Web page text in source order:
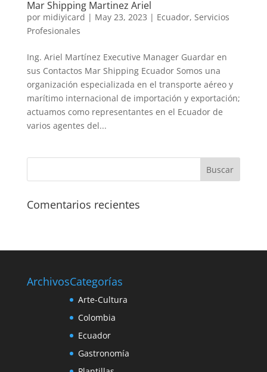
Mar Shipping Martinez Ariel
por midiyicard | May 23, 2023 | Ecuador, Servicios
Profesionales
Ing. Ariel Martínez Executive Manager Guardar en
sus Contactos Mar Shipping Ecuador Somos una
organización especializada en el transporte aéreo y
marítimo internacional de importación y exportación;
actuamos como representantes en el Ecuador de
varios agentes del...
Comentarios recientes
ArchivosCategorías
Arte-Cultura
Colombia
Ecuador
Gastronomía